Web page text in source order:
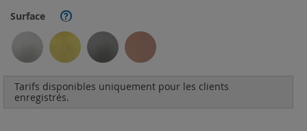
Surface ?
Tarifs disponibles uniquement pour les clients
enregistrés.